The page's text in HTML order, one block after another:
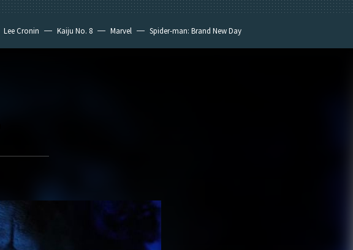
Lee Cronin Kaiju No. 8 Marvel Spider-man: Brand New Day